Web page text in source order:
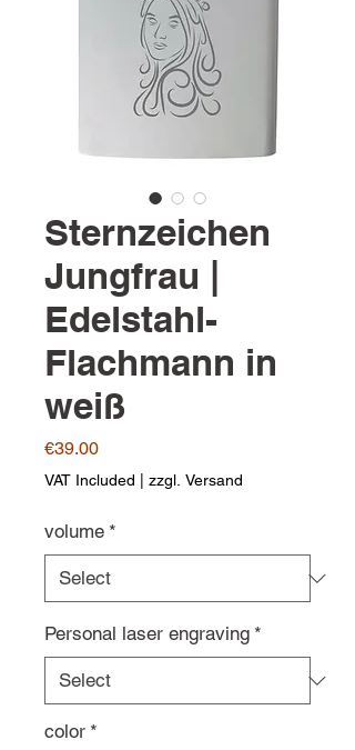
Sternzeichen
Jungfrau |
Edelstahl-
Flachmann in
weiß
€39.00Price
VAT Included zzgl. Versand
volume *
Personal laser engraving *
color *